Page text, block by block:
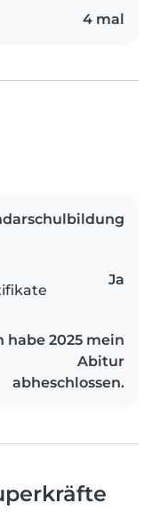
4 mal
Ja
habe 2025 mein
Abitur
abheschlossen.